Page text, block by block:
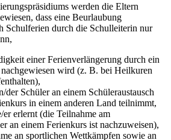
werden die Eltern
dass eine Beurlaubung
Schulferien durch die Schulleiterin nur
einer Ferienverlängerung durch ein
wird (z. B. bei Heilkuren
der Schüler an einem Schüleraustausch
in einem anderen Land teilnimmt,
er erlernt (die Teilnahme am
an einem Ferienkurs ist nachzuweisen),
an sportlichen Wettkämpfen sowie an